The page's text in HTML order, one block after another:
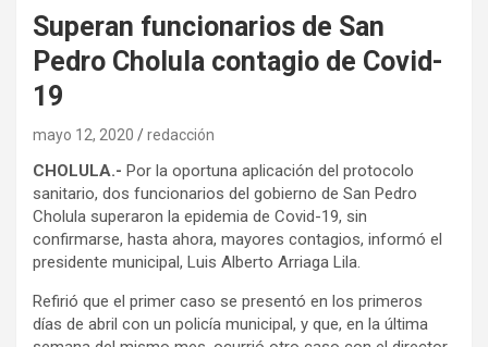
Superan funcionarios de San
Pedro Cholula contagio de Covid-
19
mayo 12, 2020 redacción
CHOLULA.- Por la oportuna aplicación del protocolo
sanitario, dos funcionarios del gobierno de San Pedro
Cholula superaron la epidemia de Covid-19, sin
confirmarse, hasta ahora, mayores contagios, informó el
presidente municipal, Luis Alberto Arriaga Lila.
Refirió que el primer caso se presentó en los primeros
días de abril con un policía municipal, y que, en la última